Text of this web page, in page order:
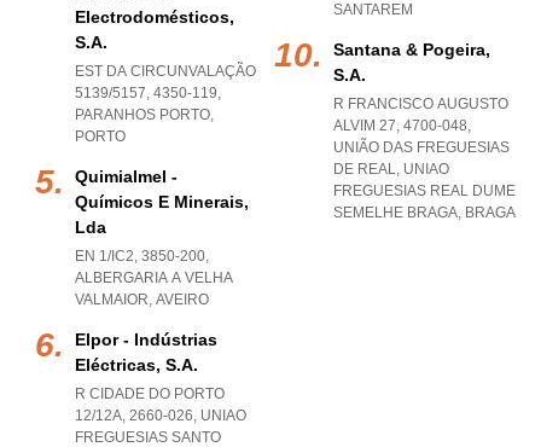
Electrodomésticos,
S.a.
EST DA CIRCUNVALAÇÃO
5139/5157, 4350-119,
PARANHOS PORTO,
PORTO
Quimialmel -
Químicos E Minerais,
Lda
EN 1/IC2, 3850-200,
ALBERGARIA A VELHA
VALMAIOR, AVEIRO
Elpor - Indústrias
Eléctricas, S.a.
R CIDADE DO PORTO
12/12A, 2660-026, UNIAO
FREGUESIAS SANTO
SANTAREM
Santana & Pogeira,
S.a.
R FRANCISCO AUGUSTO
ALVIM 27, 4700-048,
UNIÃO DAS FREGUESIAS
DE REAL, UNIAO
FREGUESIAS REAL DUME
SEMELHE BRAGA, BRAGA